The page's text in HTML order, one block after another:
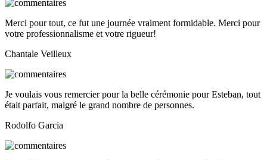
Merci pour tout, ce fut une journée vraiment formidable. Merci pour
votre professionnalisme et votre rigueur!
Chantale Veilleux
Je voulais vous remercier pour la belle cérémonie pour Esteban, tout
était parfait, malgré le grand nombre de personnes.
Rodolfo Garcia